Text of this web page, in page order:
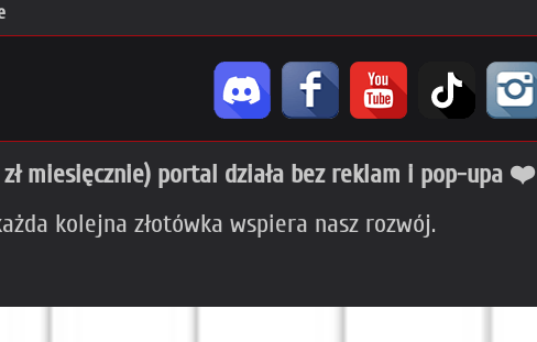
zł miesięcznie) portal działa bez reklam i pop-upa ❤️
kolejna złotówka wspiera nasz rozwój.